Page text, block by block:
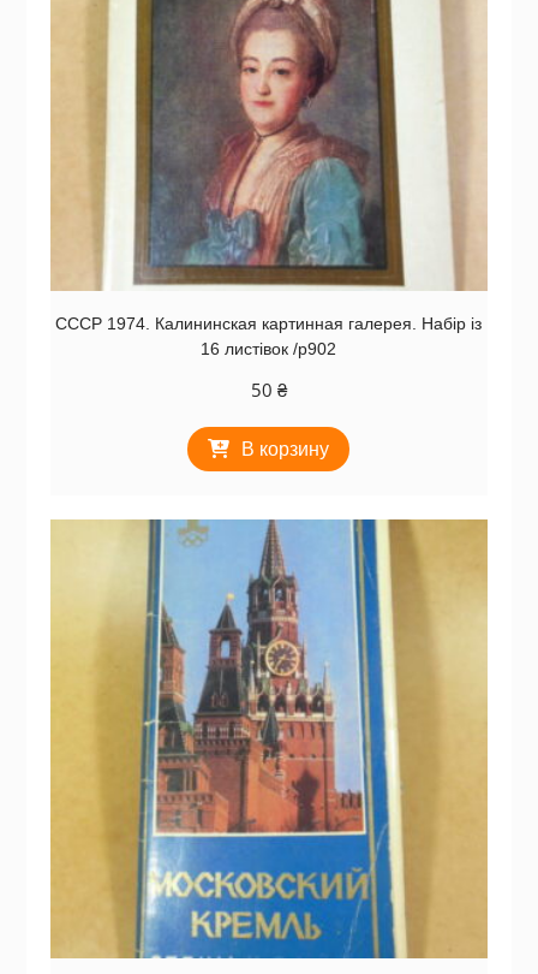
СССР 1974. Калининская картинная галерея. Набір із
16 листівок /р902
50 ₴
В корзину